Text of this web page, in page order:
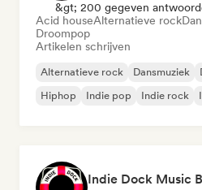
&gt; 200 gegeven
Acid houseAlternatieve rock
Droompop
Artikelen schrijven
Alternatieve rock Dansmuziek
Hiphop
Indie pop Indie rock
Indie Dock Music